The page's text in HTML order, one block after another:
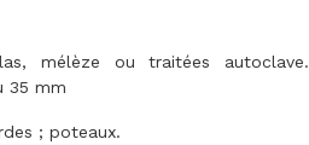
mélèze ou traitées autoclave.
35 mm
; poteaux.